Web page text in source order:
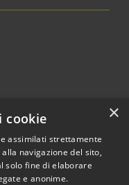
×
cookie
assimilati strettamente
navigazione del sito,
solo fine di elaborare
e anonime.